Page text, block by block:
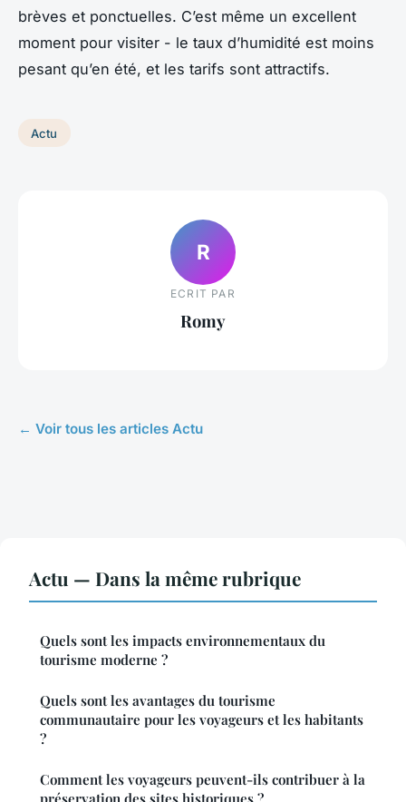
brèves et ponctuelles. C’est même un excellent
moment pour visiter - le taux d’humidité est moins
pesant qu’en été, et les tarifs sont attractifs.
Actu
R
ECRIT PAR
Romy
← Voir tous les articles Actu
Actu — Dans la même rubrique
Quels sont les impacts environnementaux du
tourisme moderne ?
Quels sont les avantages du tourisme
communautaire pour les voyageurs et les habitants
?
Comment les voyageurs peuvent-ils contribuer à la
préservation des sites historiques ?